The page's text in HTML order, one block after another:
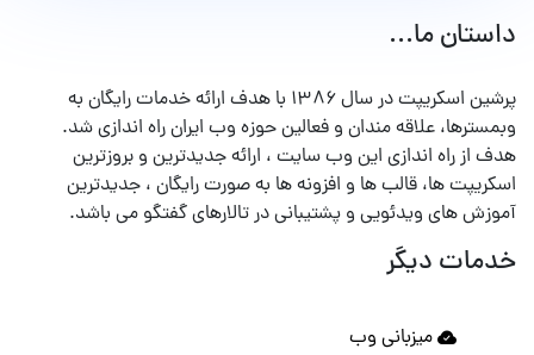
داستان ما...
پرشین اسکریپت در سال ۱۳۸۶ با هدف ارائه خدمات رایگان به
وبمسترها، علاقه مندان و فعالین حوزه وب ایران راه اندازی شد.
هدف از راه اندازی این وب سایت ، ارائه جدیدترین و بروزترین
اسکریپت ها، قالب ها و افزونه ها به صورت رایگان ، جدیدترین
آموزش های ویدئویی و پشتیبانی در تالارهای گفتگو می باشد.
خدمات دیگر
میزبانی وب